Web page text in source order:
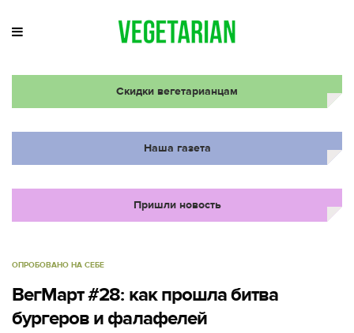
Скидки вегетарианцам
Наша газета
Пришли новость
ОПРОБОВАНО НА СЕБЕ
ВегМарт #28: как прошла битва
бургеров и фалафелей